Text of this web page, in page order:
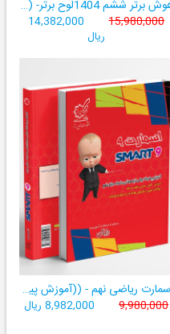
هوش برتر ششم 1404لوح برتر- ((ویژۀ آزمون تیزهوشان پایۀ ششم+ فیلم آموزشی + سامانۀ آزمون‌ساز رایگان))
15,980,000
14,382,000
ریال
اسمارت ریاضی نهم - ((آموزش پیشرفتۀ ریاضی تیزهوشان و نمونه‌دولتی نهم+ سامانۀ آزمون‌ساز آنلاین))
9,980,000 8,982,000 ریال